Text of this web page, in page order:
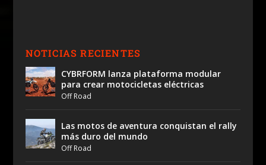
NOTICIAS RECIENTES
CYBRFORM lanza plataforma modular
para crear motocicletas eléctricas
Off Road
Las motos de aventura conquistan el rally
más duro del mundo
Off Road